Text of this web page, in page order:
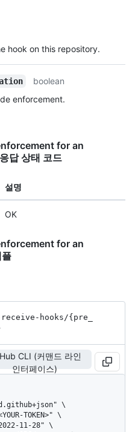
hook on this repository.
boolean
enforcement.
for an
답 상태 코드
설명
OK
for an
hooks /{pre_
CLI (커맨드 라인
인터페이스)